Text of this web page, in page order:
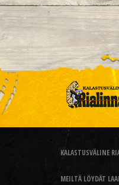
KALASTUSVÄLINE
MEILTÄ LÖYDÄT